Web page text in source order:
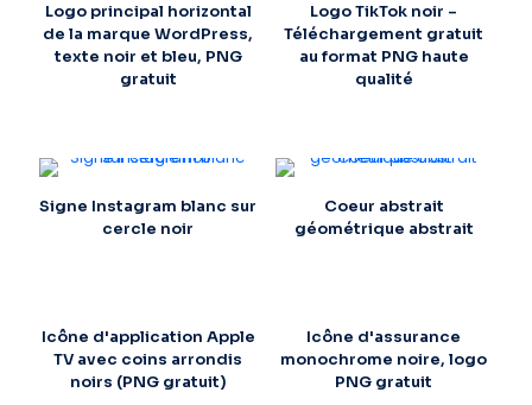
Logo principal horizontal
de la marque WordPress,
texte noir et bleu, PNG
gratuit
Logo TikTok noir –
Téléchargement gratuit
au format PNG haute
qualité
Signe Instagram blanc sur
cercle noir
Coeur abstrait
géométrique abstrait
Icône d'application Apple
TV avec coins arrondis
noirs (PNG gratuit)
Icône d'assurance
monochrome noire, logo
PNG gratuit